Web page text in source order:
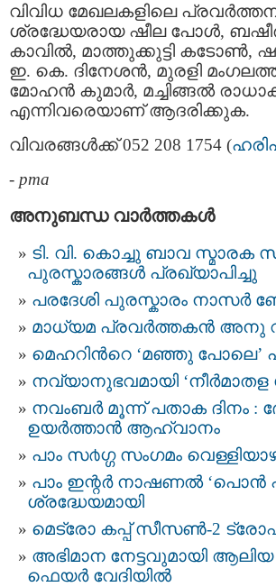
വിവിധ മേഖലകളിലെ
ശ്രദ്ധേയരായ ഷീല പോൾ, ബഷീർ
കാവിൽ, മാത്തുക്കുട്ടി കടോൺ,
ഇ. കെ. ദിനേശൻ, മുരളി
മോഹൻ കുമാർ, മച്ചിങ്ങൽ
എന്നിവരെയാണ് ആദരിക്കുക.
വിവരങ്ങൾക്ക് 052 208 1754 (
- pma
അനുബന്ധ വാര്‍ത്തകള്‍
ടി. വി. കൊച്ചു ബാവ സ്മാരക
പുരസ്കാരങ്ങൾ പ്രഖ്യാപിച്ചു
പരദേശി പുരസ്കാരം നാസർ
മാധ്യമ പ്രവര്‍ത്തകൻ അനു
മെഹറിന്‍റെ ‘മഞ്ഞു
നവ്യാനുഭവമായി ‘നീർമാതള
നവംബർ മൂന്ന് പതാക ദിനം :
ഉയർത്താൻ ആഹ്വാനം
പാം സ൪ഗ്ഗ സംഗമം
പാം ഇന്റർ നാഷണല്‍ ‘പൊൻ
ശ്രദ്ധേയമായി
മെട്രോ കപ്പ് സീസൺ-2
അഭിമാന നേട്ടവുമായി
ഫെയർ വേദിയിൽ